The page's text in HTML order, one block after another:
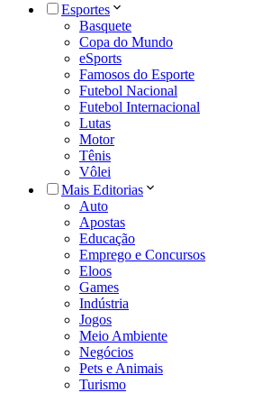
Esportes
Basquete
Copa do Mundo
eSports
Famosos do Esporte
Futebol Nacional
Futebol Internacional
Lutas
Motor
Tênis
Vôlei
Mais Editorias
Auto
Apostas
Educação
Emprego e Concursos
Eloos
Games
Indústria
Jogos
Meio Ambiente
Negócios
Pets e Animais
Turismo